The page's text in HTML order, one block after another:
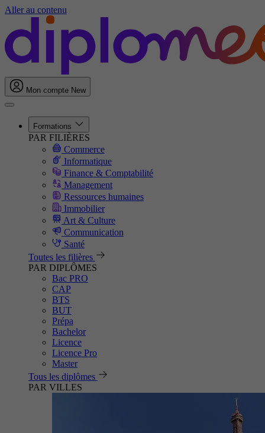
Aller au contenu
Mon compte New
Formations
PAR FILIÈRES
Commerce
Informatique
Finance & Comptabilité
Management
Ressources humaines
Immobilier
Art & Culture
Communication
Santé
Toutes les filières
PAR DIPLÔMES
Bac PRO
CAP
BTS
BUT
Prépa
Bachelor
Licence
Licence Pro
Master
Tous les diplômes
PAR VILLES